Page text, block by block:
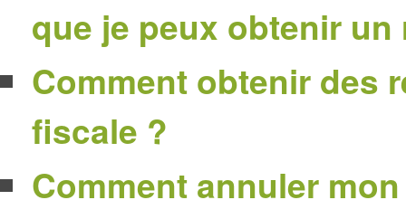
que je peux obtenir un
Comment obtenir des
fiscale ?
Comment annuler